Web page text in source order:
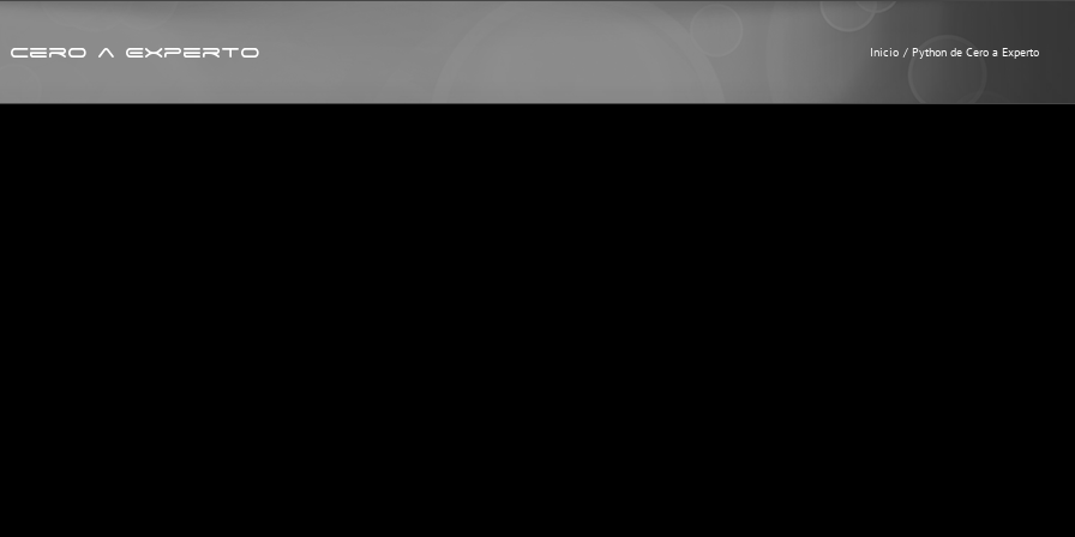
Cero a Experto Inicio Python de Cero a Experto